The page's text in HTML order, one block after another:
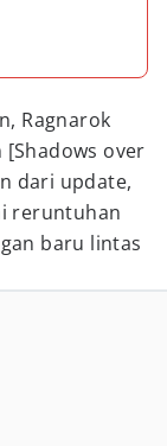
Ragnarok
over
dari update,
reruntuhan
baru lintas